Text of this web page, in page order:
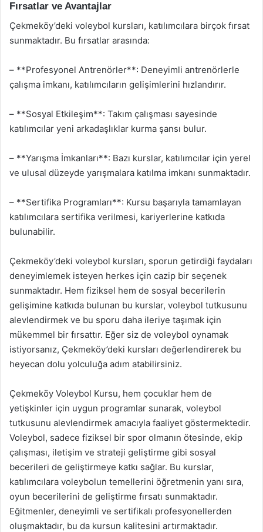
Fırsatlar ve Avantajlar
Çekmeköy’deki voleybol kursları, katılımcılara birçok fırsat
sunmaktadır. Bu fırsatlar arasında:
– **Profesyonel Antrenörler**: Deneyimli antrenörlerle
çalışma imkanı, katılımcıların gelişimlerini hızlandırır.
– **Sosyal Etkileşim**: Takım çalışması sayesinde
katılımcılar yeni arkadaşlıklar kurma şansı bulur.
– **Yarışma İmkanları**: Bazı kurslar, katılımcılar için yerel
ve ulusal düzeyde yarışmalara katılma imkanı sunmaktadır.
– **Sertifika Programları**: Kursu başarıyla tamamlayan
katılımcılara sertifika verilmesi, kariyerlerine katkıda
bulunabilir.
Çekmeköy’deki voleybol kursları, sporun getirdiği faydaları
deneyimlemek isteyen herkes için cazip bir seçenek
sunmaktadır. Hem fiziksel hem de sosyal becerilerin
gelişimine katkıda bulunan bu kurslar, voleybol tutkusunu
alevlendirmek ve bu sporu daha ileriye taşımak için
mükemmel bir fırsattır. Eğer siz de voleybol oynamak
istiyorsanız, Çekmeköy’deki kursları değerlendirerek bu
heyecan dolu yolculuğa adım atabilirsiniz.
Çekmeköy Voleybol Kursu, hem çocuklar hem de
yetişkinler için uygun programlar sunarak, voleybol
tutkusunu alevlendirmek amacıyla faaliyet göstermektedir.
Voleybol, sadece fiziksel bir spor olmanın ötesinde, ekip
çalışması, iletişim ve strateji geliştirme gibi sosyal
becerileri de geliştirmeye katkı sağlar. Bu kurslar,
katılımcılara voleybolun temellerini öğretmenin yanı sıra,
oyun becerilerini de geliştirme fırsatı sunmaktadır.
Eğitmenler, deneyimli ve sertifikalı profesyonellerden
oluşmaktadır, bu da kursun kalitesini artırmaktadır.